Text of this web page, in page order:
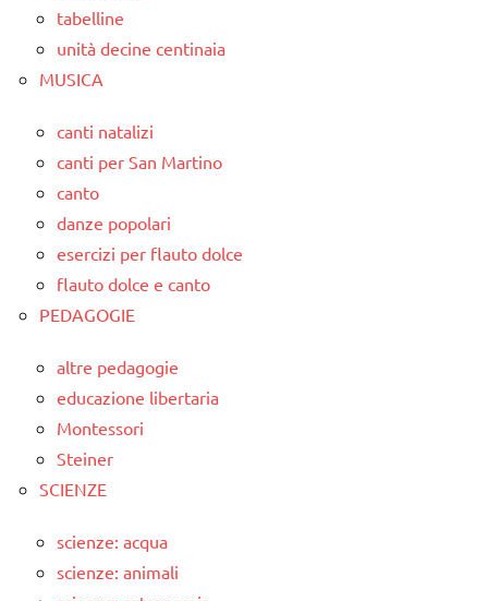
tabelline
unità decine centinaia
MUSICA
canti natalizi
canti per San Martino
canto
danze popolari
esercizi per flauto dolce
flauto dolce e canto
PEDAGOGIE
altre pedagogie
educazione libertaria
Montessori
Steiner
SCIENZE
scienze: acqua
scienze: animali